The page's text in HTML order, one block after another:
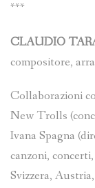
***
CLAUDIO
compositore,
Collaborazioni
New Trolls
Ivana Spagna
canzoni,
Svizzera,